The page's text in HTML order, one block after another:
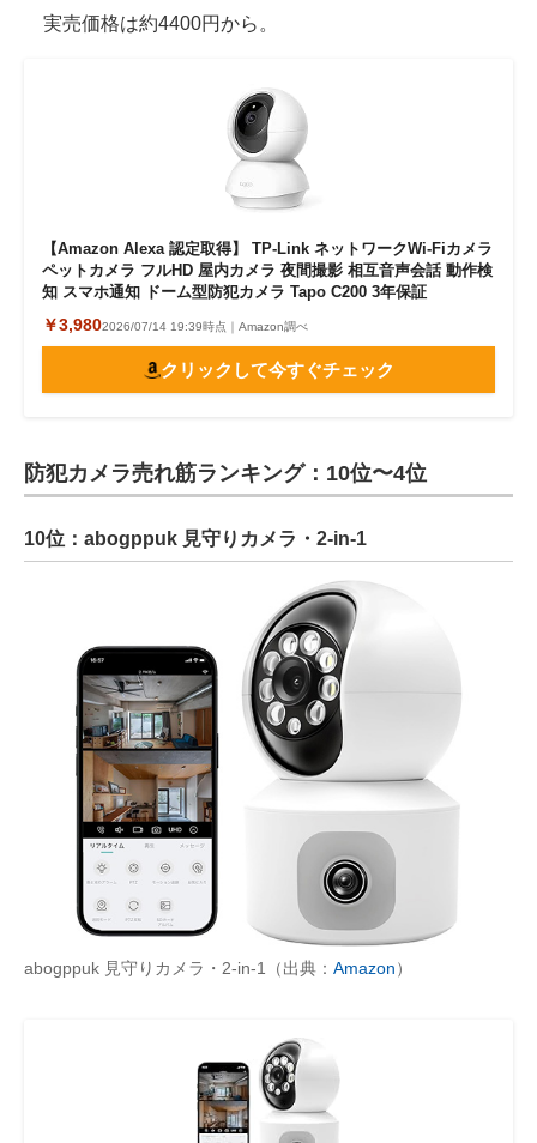
実売価格は約4400円から。
【Amazon Alexa 認定取得】 TP-Link ネットワークWi-Fiカメラ
ペットカメラ フルHD 屋内カメラ 夜間撮影 相互音声会話 動作検
知 スマホ通知 ドーム型防犯カメラ Tapo C200 3年保証
￥3,9802026/07/14 19:39時点｜Amazon調べ
クリックして今すぐチェック
防犯カメラ売れ筋ランキング：10位〜4位
10位：abogppuk 見守りカメラ・2-in-1
abogppuk 見守りカメラ・2-in-1（出典： Amazon）